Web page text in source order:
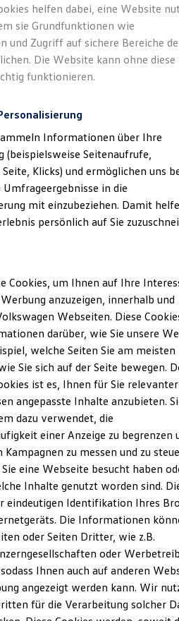
Leasing
Leasing
Leasing
Leasing
Anzahlung
Schlussrate
Garantien
Class bei Volkswagen
der ID. Modelle
im Winter
Lebensdauer
6
Versionen und Updates
zu Ihrem ID.
Sie jetzt
ID.3 Neo!
(Impressum & Rechtliches)
anfordern
helfen dabei, eine Website
sie Grundfunktionen wie
und Zugriff auf sichere Bereiche
Die Website kann ohne diese
funktionieren.
Informationen über Ihre
(beispielsweise Seitenaufrufe,
Klicks) und ermöglichen uns
in die
mit einzubeziehen. Damit
persönlich auf Sie
Cookies, um Ihnen auf Ihre
anzuzeigen, innerhalb und
Webseiten. Diese
darüber, wie Sie unsere
welche Seiten Sie am meisten
Sie sich auf der Seite bewegen.
ist es, Ihnen für Sie
angepasste Inhalte anzubieten.
dazu verwendet, die
einer Anzeige zu begrenzen
zu messen und zu
eine Webseite besucht haben
Inhalte genutzt worden sind.
eindeutigen Identifikation Ihres
Die Informationen
oder Seiten Dritter, wie z.B.
oder
Ihnen auch auf anderen
angezeigt werden kann. Wir
für die Verarbeitung solcher